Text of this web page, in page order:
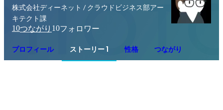
株式会社ディーネット / クラウドビジネス部アー
キテクト課
10つながり 10フォロワー
プロフィール ストーリー 1 性格 つながり